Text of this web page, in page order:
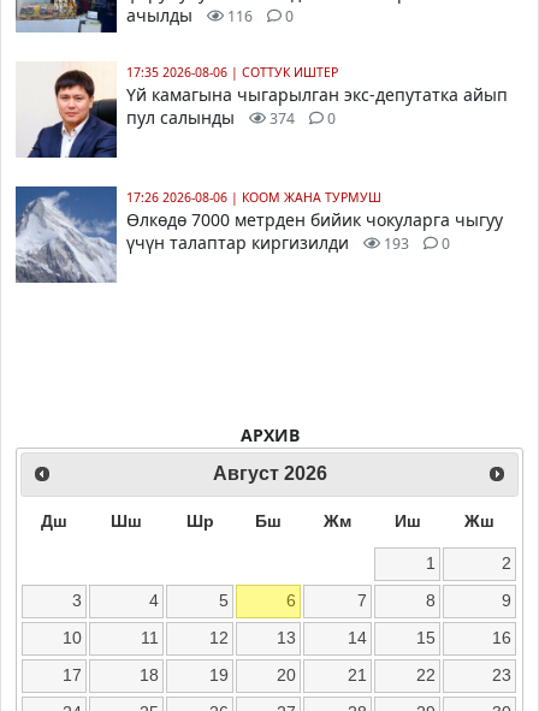
ачылды
116 0
17:35 2026-08-06 | СОТТУК ИШТЕР
Үй камагына чыгарылган экс-депутатка айып
пул салынды
374 0
17:26 2026-08-06 | КООМ ЖАНА ТУРМУШ
Өлкөдө 7000 метрден бийик чокуларга чыгуу
үчүн талаптар киргизилди
193 0
АРХИВ
Август 2026
Дш Шш Шр Бш Жм Иш Жш
1
2
3
4 5 6 7 8
9
10
11 12 13 14 15
16
17
18 19 20 21 22
23